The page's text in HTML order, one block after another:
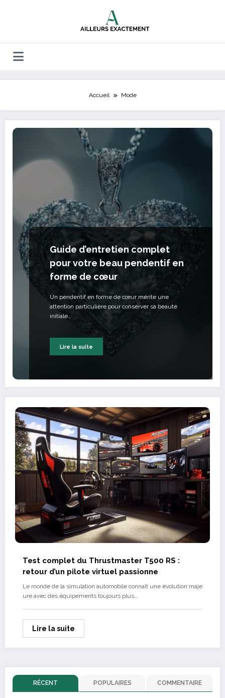
Accueil Mode
Guide d’entretien complet
pour votre beau pendentif en
forme de cœur
Un pendentif en forme de cœur mérite une
attention particulière pour conserver sa beauté
initiale…
Lire la suite
Test complet du Thrustmaster T500 RS :
retour d’un pilote virtuel passionne
Le monde de la simulation automobile connaît une évolution maje
ure avec des équipements toujours plus…
Lire la suite
RÉCENT POPULAIRES COMMENTAIRE